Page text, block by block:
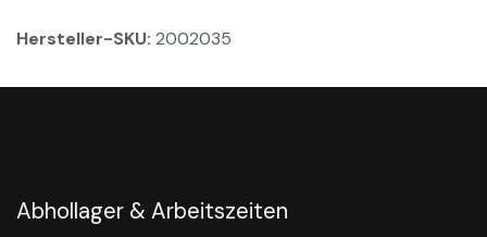
Hersteller-SKU: 2002035
Abhollager & Arbeitszeiten